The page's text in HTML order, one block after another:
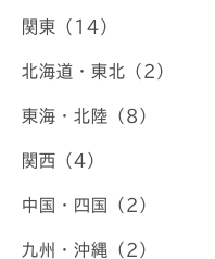
関東（14）
北海道・東北（2）
東海・北陸（8）
関西（4）
中国・四国（2）
九州・沖縄（2）